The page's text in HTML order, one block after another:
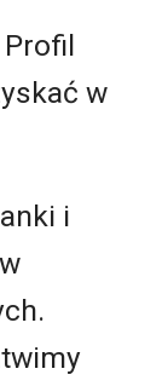
Profil
w
i